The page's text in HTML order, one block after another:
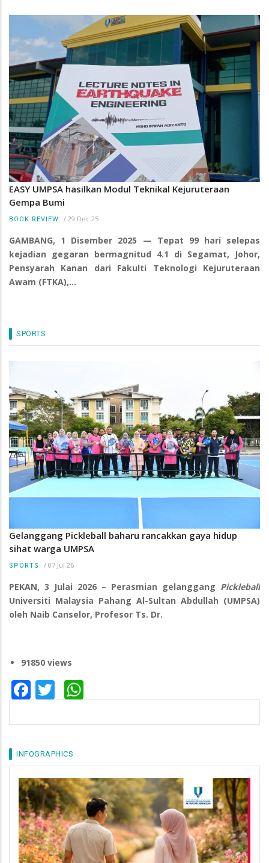
EASY UMPSA hasilkan Modul Teknikal Kejuruteraan
Gempa Bumi
BOOK REVIEW / 29 Dec 25
GAMBANG, 1 Disember 2025 — Tepat 99 hari selepas
kejadian gegaran bermagnitud 4.1 di Segamat, Johor,
Pensyarah Kanan dari Fakulti Teknologi Kejuruteraan
Awam (FTKA),…
SPORTS
Gelanggang Pickleball baharu rancakkan gaya hidup
sihat warga UMPSA
SPORTS / 07 Jul 26
PEKAN, 3 Julai 2026 – Perasmian gelanggang Pickleball
Universiti Malaysia Pahang Al-Sultan Abdullah (UMPSA)
oleh Naib Canselor, Profesor Ts. Dr.
91850 views
Facebook
Twitter
INFOGRAPHICS